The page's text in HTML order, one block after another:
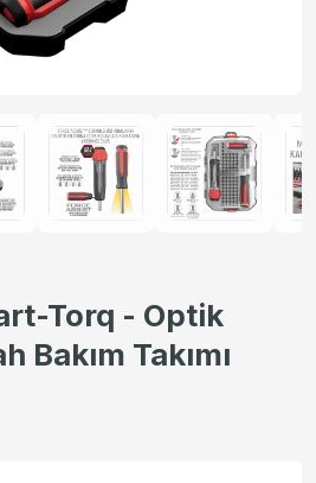
Torq - Optik
Bakım Takımı